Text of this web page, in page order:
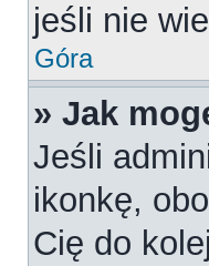
jeśli nie
Góra
» Jak
Jeśli
ikonkę,
Cię do